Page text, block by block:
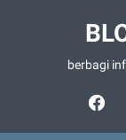
berbagi